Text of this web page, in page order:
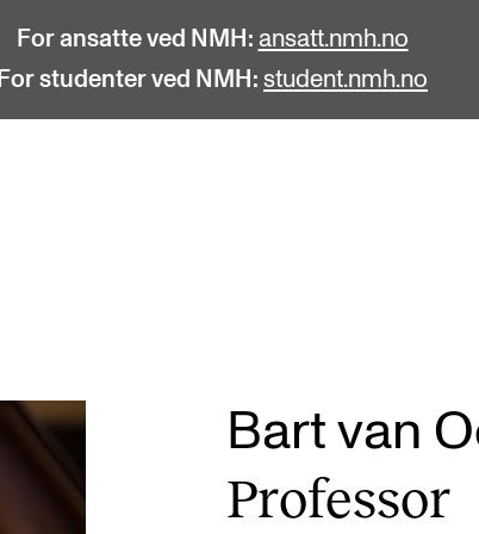
For ansatte ved NMH: ansatt.nmh.no
For studenter ved NMH: student.nmh.no
Fagmiljøer
Studentutvalet SUT (student.nmh.no)
Bart van
Pro­fes­sor